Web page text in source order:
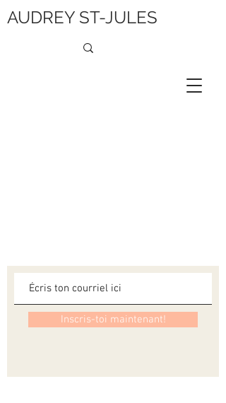
AUDREY ST-JULES
Inscris-toi maintenant!